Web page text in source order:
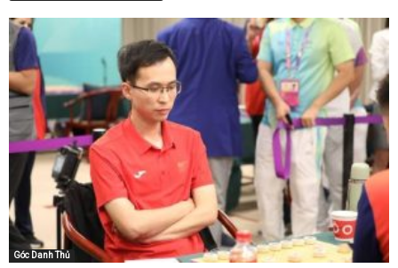
Góc Danh Thủ